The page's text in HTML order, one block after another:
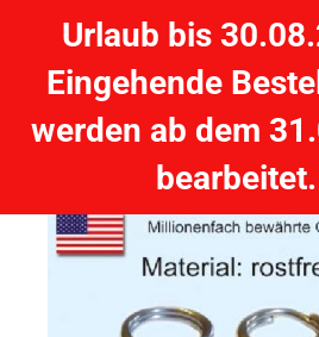
Urlaub bis
Eingehende
werden ab dem
bearbeitet.
ROSCO Sprengringe #7 11,8mm,